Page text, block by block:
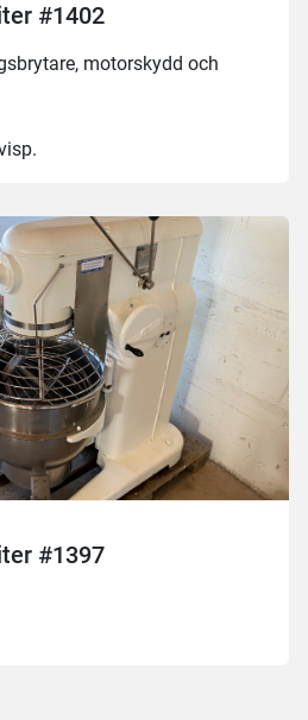
#1402
motorskydd och
#1397